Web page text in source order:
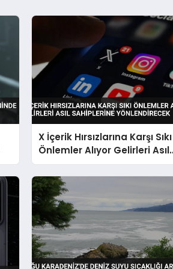
X İçerik Hırsızlarına Karşı Sıkı
Önlemler Alıyor Gelirleri Asıl
Sahiplerine Yönlendirecek